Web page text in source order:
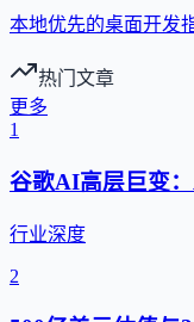
本地优先的桌面开发
热门文章
更多
1
谷歌AI高层巨变
行业深度
2